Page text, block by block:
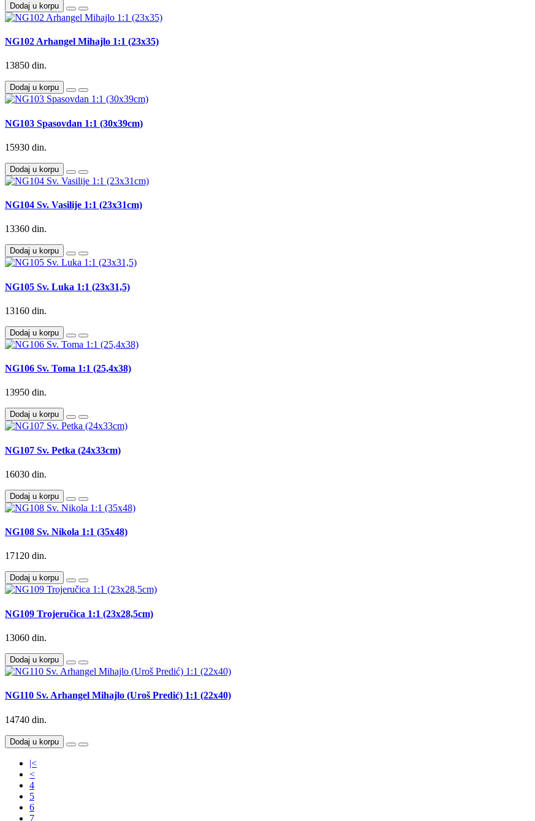
Dodaj u korpu
NG102 Arhangel Mihajlo 1:1 (23x35)
13850 din.
Dodaj u korpu
NG103 Spasovdan 1:1 (30x39cm)
15930 din.
Dodaj u korpu
NG104 Sv. Vasilije 1:1 (23x31cm)
13360 din.
Dodaj u korpu
NG105 Sv. Luka 1:1 (23x31,5)
13160 din.
Dodaj u korpu
NG106 Sv. Toma 1:1 (25,4x38)
13950 din.
Dodaj u korpu
NG107 Sv. Petka (24x33cm)
16030 din.
Dodaj u korpu
NG108 Sv. Nikola 1:1 (35x48)
17120 din.
Dodaj u korpu
NG109 Trojeručica 1:1 (23x28,5cm)
13060 din.
Dodaj u korpu
NG110 Sv. Arhangel Mihajlo (Uroš Predić) 1:1 (22x40)
14740 din.
Dodaj u korpu
|<
<
4
5
6
7